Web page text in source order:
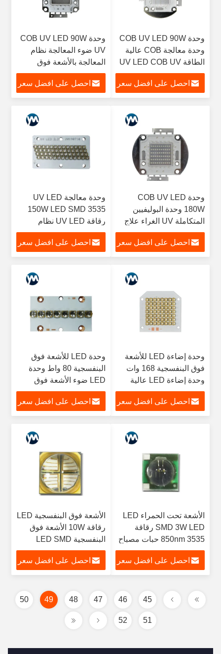
وحدة COB UV LED 90W
وحدة معالجة COB عالية
الطاقة UV LED COB UV
احصل على افضل سعر
وحدة COB UV LED 90W
UV ضوء المعالجة نظام
المعالجة بالأشعة فوق
البنفسجية عالية الطاقة
COB LED
احصل على افضل سعر
وحدة COB UV LED
180W وحدة البوليفيين
المتكاملة UV الغراء علاج
مصباح 365nm
احصل على افضل سعر
وحدة معالجة UV LED
150W LED SMD 3535
رقاقة UV LED نظام
معالجة طباعة عدسة كوارتز
احصل على افضل سعر
وحدة إضاءة LED للأشعة
فوق البنفسجية 168 وات
وحدة إضاءة LED عالية
الطاقة وحدة كوارتز
احصل على افضل سعر
وحدة LED للأشعة فوق
البنفسجية 80 واط وحدة
LED ضوء الأشعة فوق
البنفسجية حبر علاج طباعة
صناعات الكوارتز عدسة
احصل على افضل سعر
الأشعة تحت الحمراء LED
SMD 3W LED رقاقة
3535 850nm حبات مصباح
الأشعة تحت الحمراء عالية
الطاقةاحصل على افضل سعر
الأشعة فوق البنفسجية LED
رقاقة 10W الأشعة فوق
البنفسجية LED SMD
الأشعة فوق البنفسجية
الصمام علاج ضوء الكوارتز
عدسة الخرز مصباح
احصل على افضل سعر
45
46
47
48
49
50
51
52